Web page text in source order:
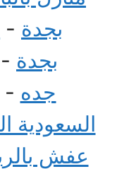
بجدة -
بجدة -
جده -
السعودية
عفش